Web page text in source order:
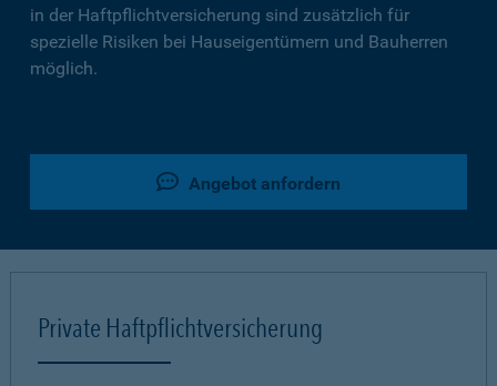
in der Haftpflichtversicherung sind zusätzlich für
spezielle Risiken bei Hauseigentümern und Bauherren
möglich.
Angebot anfordern
Private Haftpflichtversicherung